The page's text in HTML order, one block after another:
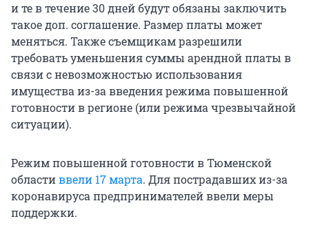
и те в течение 30 дней будут обязаны заключить
такое доп. соглашение. Размер платы может
меняться. Также съемщикам разрешили
требовать уменьшения суммы арендной платы в
связи с невозможностью использования
имущества из-за введения режима повышенной
готовности в регионе (или режима чрезвычайной
ситуации).
Режим повышенной готовности в Тюменской
областиввели 17 марта. Для пострадавших из-за
коронавируса предпринимателей ввели меры
поддержки.